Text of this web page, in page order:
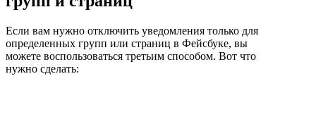
Если вам нужно отключить уведомления только для
определенных групп или страниц в Фейсбуке, вы
можете воспользоваться третьим способом. Вот что
нужно сделать: